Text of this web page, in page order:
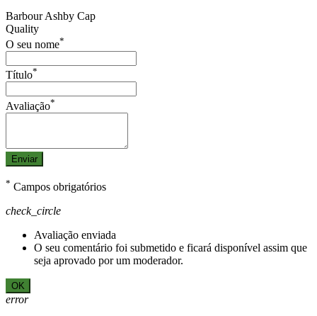
Barbour Ashby Cap
Quality
O seu nome*
Título*
Avaliação*
Enviar
* Campos obrigatórios
check_circle
Avaliação enviada
O seu comentário foi submetido e ficará disponível assim que
seja aprovado por um moderador.
OK
error